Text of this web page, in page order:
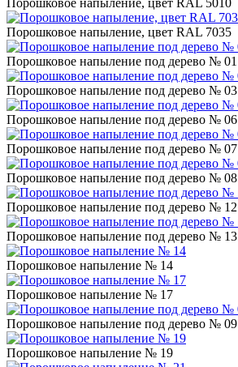
Порошковое напыление, цвет RAL 5010
Порошковое напыление, цвет RAL 7035
Порошковое напыление под дерево № 01
Порошковое напыление под дерево № 03
Порошковое напыление под дерево № 06
Порошковое напыление под дерево № 07
Порошковое напыление под дерево № 08
Порошковое напыление под дерево № 12
Порошковое напыление под дерево № 13
Порошковое напыление № 14
Порошковое напыление № 17
Порошковое напыление под дерево № 09
Порошковое напыление № 19